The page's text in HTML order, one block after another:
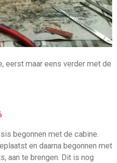
eerst maar eens verder met de
begonnen met de cabine.
en daarna begonnen met
aan te brengen. Dit is nog